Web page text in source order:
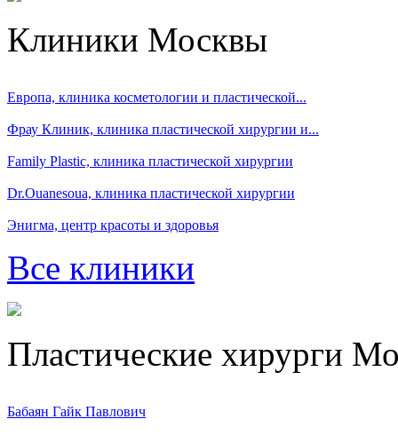
Клиники Москвы
Европа, клиника косметологии и пластической...
Фрау Клиник, клиника пластической хирургии и...
Family Plastic, клиника пластической хирургии
Dr.Ouanesoua, клиника пластической хирургии
Энигма, центр красоты и здоровья
Все клиники
Пластические хирурги
Бабаян Гайк Павлович